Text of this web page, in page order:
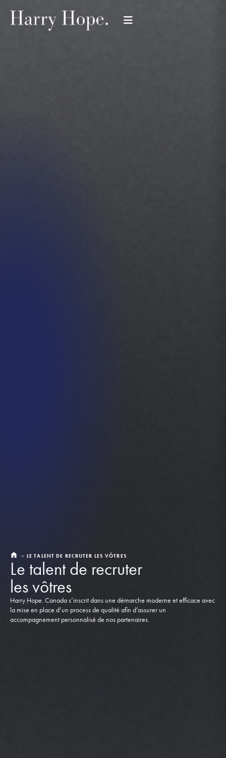
LE TALENT DE RECRUTER LES VÔTRES
Le talent de recruter
les vôtres
Harry Hope. Canada s’inscrit dans une démarche moderne et efficace avec
la mise en place d’un process de qualité afin d’assurer un
accompagnement personnalisé de nos partenaires.